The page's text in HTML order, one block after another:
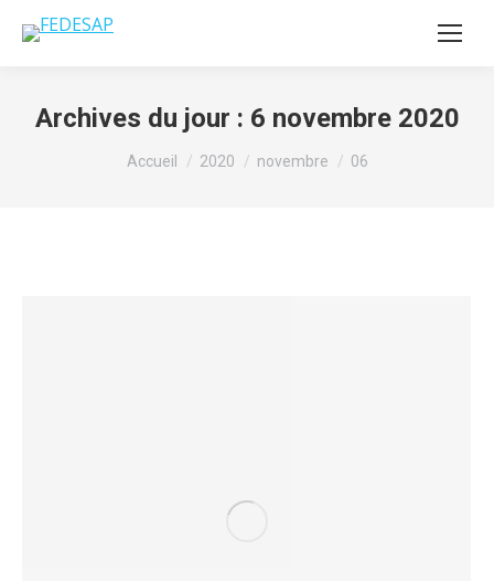
Archives du jour : 6 novembre 2020
Vous êtes ici :
Accueil 2020 novembre 06